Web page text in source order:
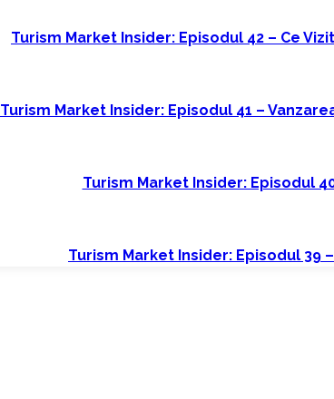
Turism Market Insider: Episodul 42 – Ce
Turism Market Insider: Episodul 41 –
Turism Market Insider: Episodul
Turism Market Insider: Episodul 39